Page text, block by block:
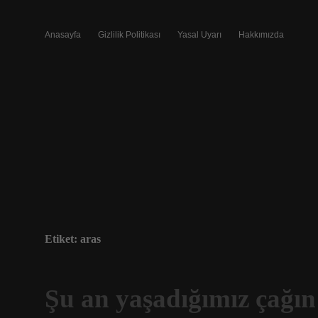
Anasayfa Gizlilik Politikası Yasal Uyarı Hakkımızda
Etiket: aras
Şu an yaşadığımız